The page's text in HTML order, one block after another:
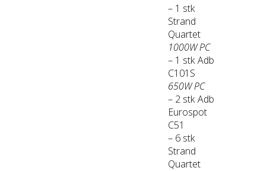
– 1 stk
Strand
Quartet
1000W PC
– 1 stk Adb
C101S
650W PC
– 2 stk Adb
Eurospot
C51
– 6 stk
Strand
Quartet